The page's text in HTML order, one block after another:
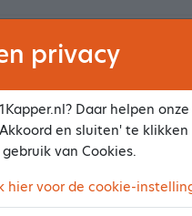
(lang haar)
Curly Cut + 1 egale kleur ( kort haar tot aan de schouder) v.a. € 120,50
Toon meer/minder
privacy
Daar helpen
en sluiten' te klikken
van Cookies.
hier voor de cookie-